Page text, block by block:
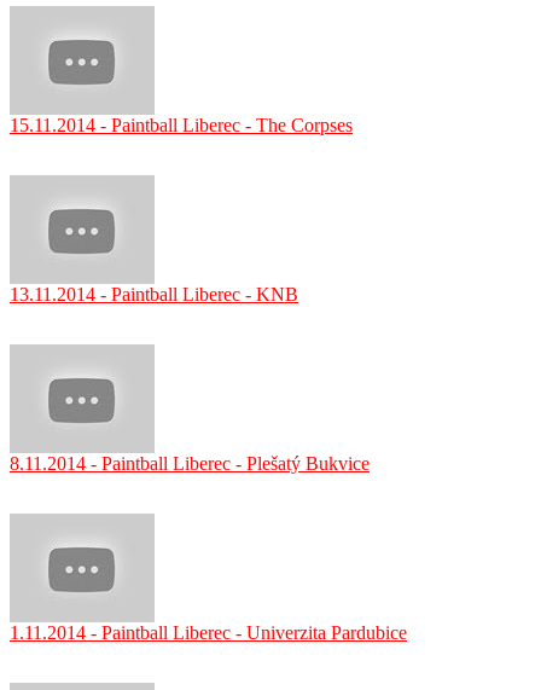
15.11.2014 - Paintball Liberec - The Corpses
13.11.2014 - Paintball Liberec - KNB
8.11.2014 - Paintball Liberec - Plešatý Bukvice
1.11.2014 - Paintball Liberec - Univerzita Pardubice